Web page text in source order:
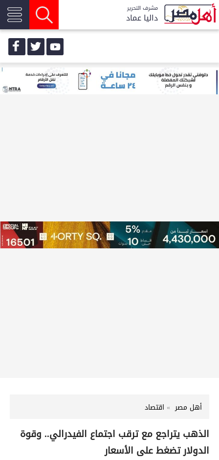
مشرف التحرير
داليا عماد
أهل مصر اقتصاد
الذهب يتراجع مع ترقب اجتماع الفيدرالي.. وقوة
الدولار تضغط على الأسعار